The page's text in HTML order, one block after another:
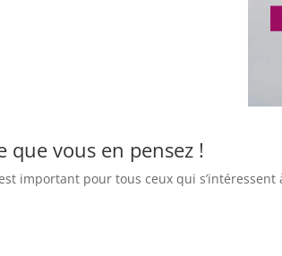
que vous en pensez !
important pour tous ceux qui